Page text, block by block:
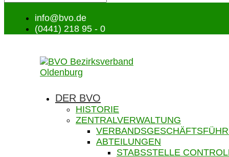
info@bvo.de
(0441) 218 95 - 0
DER BVO
HISTORIE
ZENTRALVERWALTUNG
ABTEILUNGEN
STABSSTELLE